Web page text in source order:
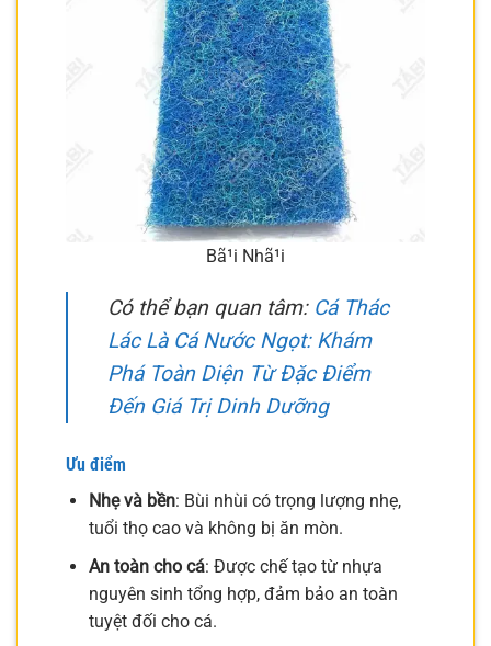
Bã¹i Nhã¹i
Có thể bạn quan tâm: Cá Thác
Lác Là Cá Nước Ngọt: Khám
Phá Toàn Diện Từ Đặc Điểm
Đến Giá Trị Dinh Dưỡng
Ưu điểm
Nhẹ và bền: Bùi nhùi có trọng lượng nhẹ,
tuổi thọ cao và không bị ăn mòn.
An toàn cho cá: Được chế tạo từ nhựa
nguyên sinh tổng hợp, đảm bảo an toàn
tuyệt đối cho cá.